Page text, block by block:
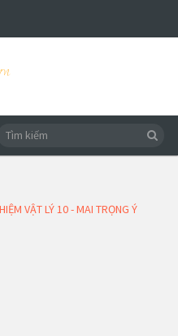
VẬT LÝ 10 - MAI TRỌNG Ý